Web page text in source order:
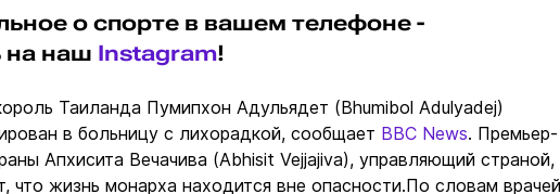
о спорте в вашем телефоне -
на наш Instagram!
Таиланда Пумипхон Адульядет (Bhumibol Adulyadej)
в больницу с лихорадкой, сообщает BBC News. Премьер-
Апхисита Вечачива (Abhisit Vejjajiva), управляющий страной,
что жизнь монарха находится вне опасности.По словам